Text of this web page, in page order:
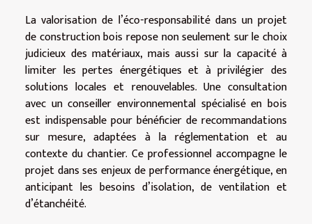
La valorisation de l’éco-responsabilité dans un projet
de construction bois repose non seulement sur le choix
judicieux des matériaux, mais aussi sur la capacité à
limiter les pertes énergétiques et à privilégier des
solutions locales et renouvelables. Une consultation
avec un conseiller environnemental spécialisé en bois
est indispensable pour bénéficier de recommandations
sur mesure, adaptées à la réglementation et au
contexte du chantier. Ce professionnel accompagne le
projet dans ses enjeux de performance énergétique, en
anticipant les besoins d’isolation, de ventilation et
d’étanchéité.